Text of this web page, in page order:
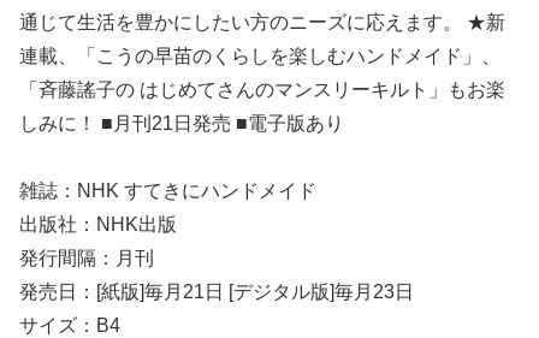
通じて生活を豊かにしたい方のニーズに応えます。 ★新
連載、「こうの早苗のくらしを楽しむハンドメイド」、
「斉藤謠子の はじめてさんのマンスリーキルト」もお楽
しみに！ ■月刊21日発売 ■電子版あり
雑誌：NHK すてきにハンドメイド
出版社：NHK出版
発行間隔：月刊
発売日：[紙版]毎月21日 [デジタル版]毎月23日
サイズ：B4